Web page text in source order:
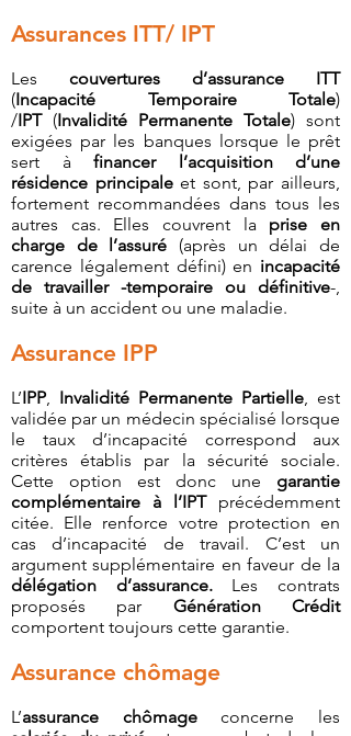
Assurances ITT/ IPT
Les couvertures d’assurance ITT
(Incapacité Temporaire Totale)
/IPT(Invalidité Permanente Totale) sont
exigées par les banques lorsque le prêt
sert à financer l’acquisition d’une
résidence principaleet sont, par ailleurs,
fortement recommandées dans tous les
autres cas. Elles couvrent la prise en
charge de l’assuré (après un délai de
carence légalement défini) en incapacité
de travailler -temporaire ou définitive-,
suite à un accident ou une maladie.
Assurance IPP
L’IPP, Invalidité Permanente Partielle, est
validée par un médecin spécialisé lorsque
le taux d’incapacité correspond aux
critères établis par la sécurité sociale.
Cette option est donc une garantie
complémentaire à l’IPTprécédemment
citée. Elle renforce votre protection en
cas d’incapacité de travail. C’est un
argument supplémentaire en faveur de la
délégation d’assurance.Les contrats
proposés par Génération Crédit
comportent toujours cette garantie.
Assurance chômage
L’assurance chômageconcerne les